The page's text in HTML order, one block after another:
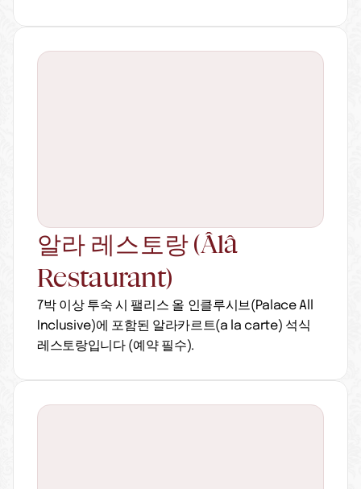
알라 레스토랑 (Âlâ
Restaurant)
7박 이상 투숙 시 팰리스 올 인클루시브(Palace All
Inclusive)에 포함된 알라카르트(a la carte) 석식
레스토랑입니다 (예약 필수).